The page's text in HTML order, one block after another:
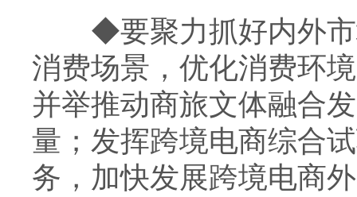
◆要聚力抓好内外
消费场景，优化消费环
并举推动商旅文体融合
量；发挥跨境电商综合
务，加快发展跨境电商